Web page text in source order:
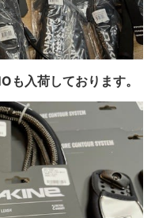
入荷しております。